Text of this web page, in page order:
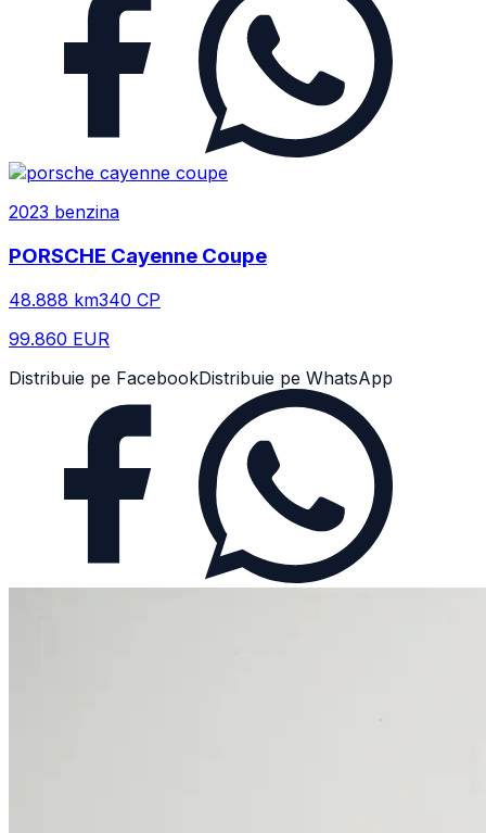
2023 benzina
PORSCHE Cayenne Coupe
48.888 km340 CP
99.860 EUR
Distribuie pe FacebookDistribuie pe WhatsApp